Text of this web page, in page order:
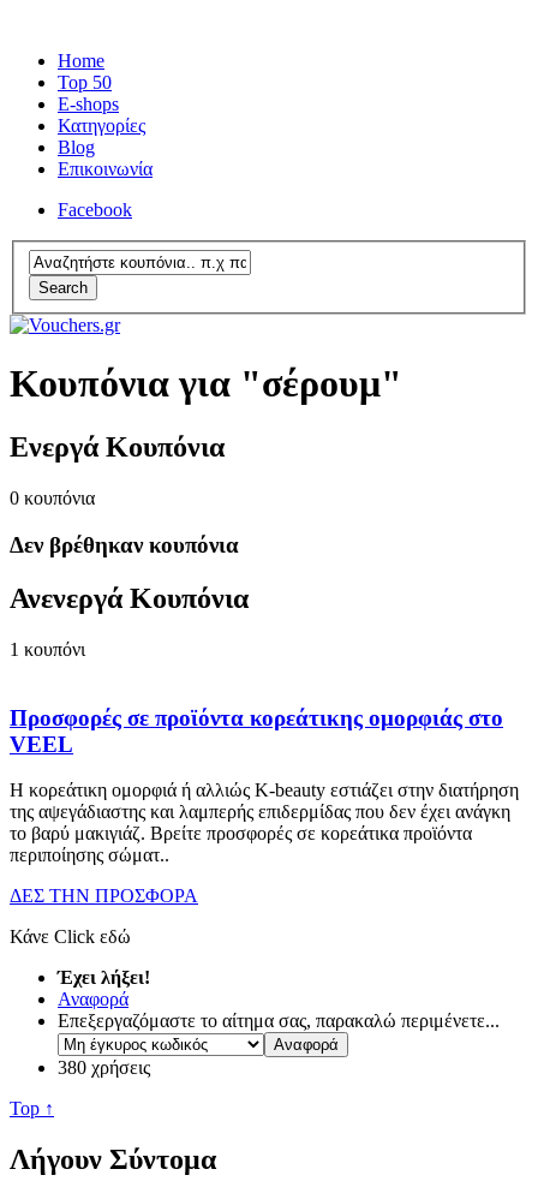
Home
Top 50
E-shops
Κατηγορίες
Blog
Επικοινωνία
Facebook
Search
Κουπόνια για "σέρουμ"
Ενεργά Κουπόνια
0 κουπόνια
Δεν βρέθηκαν κουπόνια
Ανενεργά Κουπόνια
1 κουπόνι
Προσφορές σε προϊόντα κορεάτικης ομορφιάς στο
VEEL
Η κορεάτικη ομορφιά ή αλλιώς K-beauty εστιάζει στην διατήρηση
της αψεγάδιαστης και λαμπερής επιδερμίδας που δεν έχει ανάγκη
το βαρύ μακιγιάζ. Βρείτε προσφορές σε κορεάτικα προϊόντα
περιποίησης σώματ..
ΔΕΣ ΤΗΝ ΠΡΟΣΦΟΡΑ
Κάνε Click εδώ
Έχει λήξει!
Αναφορά
Επεξεργαζόμαστε το αίτημα σας, παρακαλώ περιμένετε...
380 χρήσεις
Top ↑
Λήγουν Σύντομα